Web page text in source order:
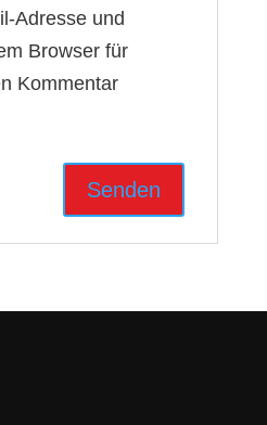
Adresse und
Browser für
Kommentar